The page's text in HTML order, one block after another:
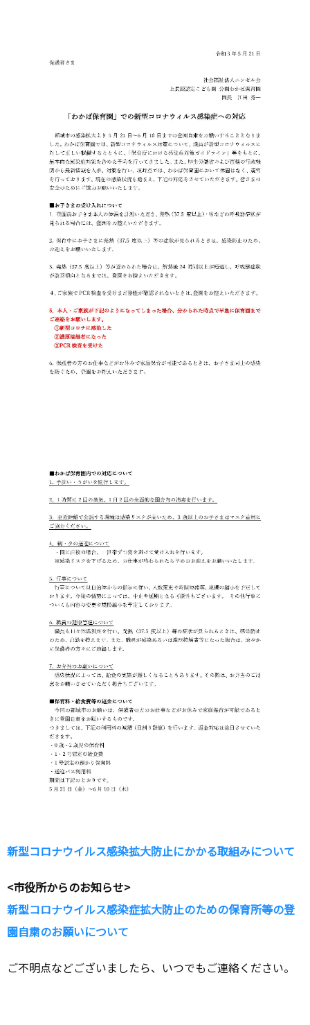
新型コロナウイルス感染拡大防止にかかる取組みについて
<市役所からのお知らせ>
新型コロナウイルス感染症拡大防止のための保育所等の登
園自粛のお願いについて
ご不明点などございましたら、いつでもご連絡ください。